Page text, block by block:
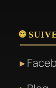
🌐